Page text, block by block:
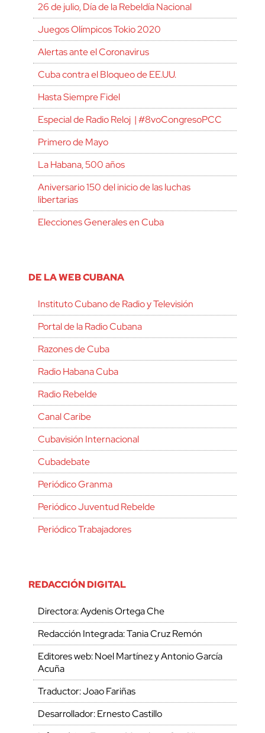
26 de julio, Día de la Rebeldía Nacional
Juegos Olímpicos Tokio 2020
Alertas ante el Coronavirus
Cuba contra el Bloqueo de EE.UU.
Hasta Siempre Fidel
Especial de Radio Reloj | #8voCongresoPCC
Primero de Mayo
La Habana, 500 años
Aniversario 150 del inicio de las luchas
libertarias
Elecciones Generales en Cuba
DE LA WEB CUBANA
Instituto Cubano de Radio y Televisión
Portal de la Radio Cubana
Razones de Cuba
Radio Habana Cuba
Radio Rebelde
Canal Caribe
Cubavisión Internacional
Cubadebate
Periódico Granma
Periódico Juventud Rebelde
Periódico Trabajadores
REDACCIÓN DIGITAL
Directora: Aydenis Ortega Che
Redacción Integrada: Tania Cruz Remón
Editores web: Noel Martínez y Antonio García
Acuña
Traductor: Joao Fariñas
Desarrollador: Ernesto Castillo